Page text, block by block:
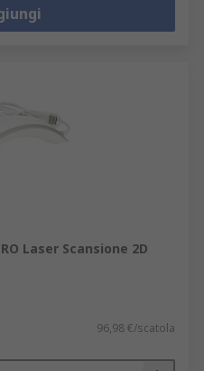
Laser Scansione 2D
96,98 €/scatola